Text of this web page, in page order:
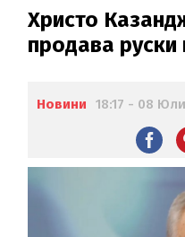
Христо
продава руски
Новини 18:17 - 08